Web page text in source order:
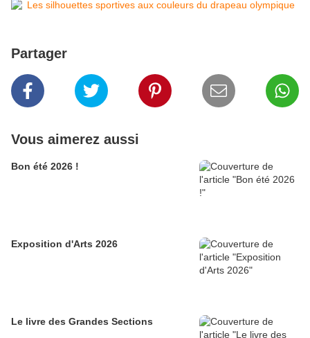
Partager
Vous aimerez aussi
Bon été 2026 !
Exposition d'Arts 2026
Le livre des Grandes Sections